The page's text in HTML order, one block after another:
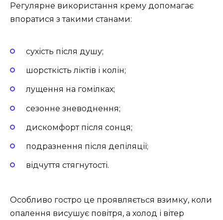
Регулярне використання крему допомагає
впоратися з такими станами:
сухість після душу;
шорсткість ліктів і колін;
лущення на гомілках;
сезонне зневоднення;
дискомфорт після сонця;
подразнення після депіляції;
відчуття стягнутості.
Особливо гостро це проявляється взимку, коли
опалення висушує повітря, а холод і вітер